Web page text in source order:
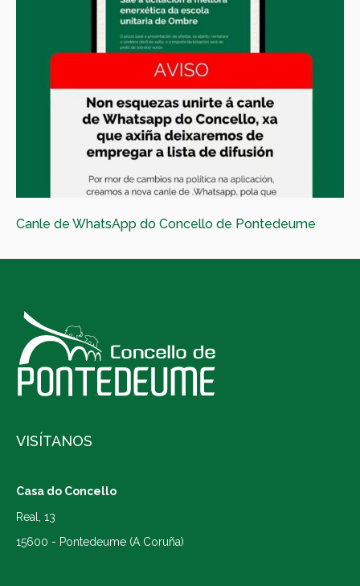
Canle de WhatsApp do Concello de Pontedeume
VISÍTANOS
Casa do Concello
Real, 13
15600 - Pontedeume (A Coruña)